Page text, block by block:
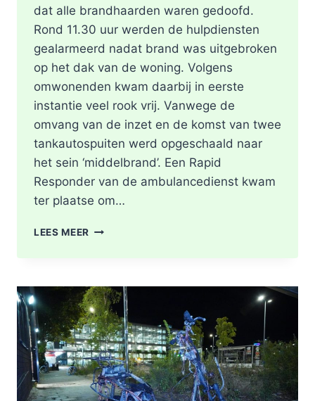
dat alle brandhaarden waren gedoofd.
Rond 11.30 uur werden de hulpdiensten
gealarmeerd nadat brand was uitgebroken
op het dak van de woning. Volgens
omwonenden kwam daarbij in eerste
instantie veel rook vrij. Vanwege de
omvang van de inzet en de komst van twee
tankautospuiten werd opgeschaald naar
het sein ‘middelbrand’. Een Rapid
Responder van de ambulancedienst kwam
ter plaatse om…
LEES MEER BRAND
WONING
TIJDENS
WERKZAAMHEDEN
AAN
LIEVEN
DE
KEYSTRAAT
IN